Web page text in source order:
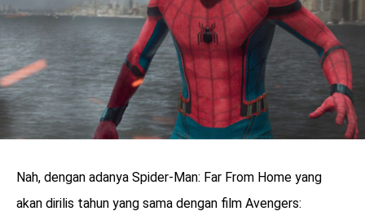
Nah, dengan adanya Spider-Man: Far From Home yang
akan dirilis tahun yang sama dengan film Avengers: